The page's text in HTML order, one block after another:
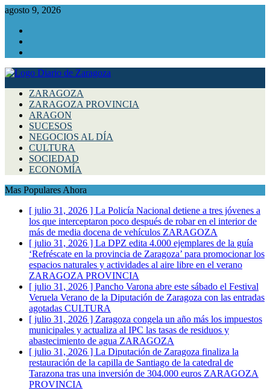
agosto 9, 2026
ZARAGOZA
ZARAGOZA PROVINCIA
ARAGON
SUCESOS
NEGOCIOS AL DÍA
CULTURA
SOCIEDAD
ECONOMÍA
Mas Populares Ahora
[ julio 31, 2026 ] La Policía Nacional detiene a tres jóvenes a
los que interceptaron poco después de robar en el interior de
más de media docena de vehículos ZARAGOZA
[ julio 31, 2026 ] La DPZ edita 4.000 ejemplares de la guía
‘Refréscate en la provincia de Zaragoza’ para promocionar los
espacios naturales y actividades al aire libre en el verano
ZARAGOZA PROVINCIA
[ julio 31, 2026 ] Pancho Varona abre este sábado el Festival
Veruela Verano de la Diputación de Zaragoza con las entradas
agotadas CULTURA
[ julio 31, 2026 ] Zaragoza congela un año más los impuestos
municipales y actualiza al IPC las tasas de residuos y
abastecimiento de agua ZARAGOZA
[ julio 31, 2026 ] La Diputación de Zaragoza finaliza la
restauración de la capilla de Santiago de la catedral de
Tarazona tras una inversión de 304.000 euros ZARAGOZA
PROVINCIA